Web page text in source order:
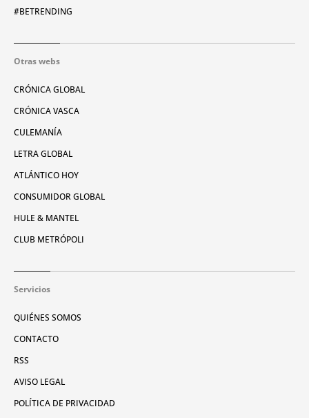
#BETRENDING
Otras webs
CRÓNICA GLOBAL
CRÓNICA VASCA
CULEMANÍA
LETRA GLOBAL
ATLÁNTICO HOY
CONSUMIDOR GLOBAL
HULE & MANTEL
CLUB METRÓPOLI
Servicios
QUIÉNES SOMOS
CONTACTO
RSS
AVISO LEGAL
POLÍTICA DE PRIVACIDAD